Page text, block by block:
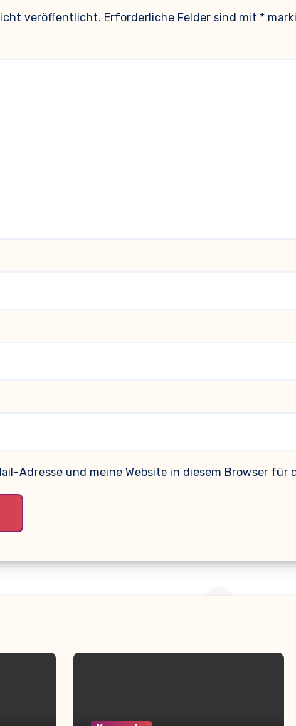
veröffentlicht. Erforderliche Felder sind mit *
Adresse und meine Website in diesem Browser